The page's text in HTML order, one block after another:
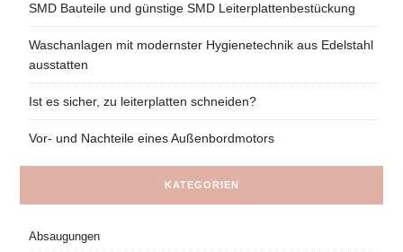
SMD Bauteile und günstige SMD Leiterplattenbestückung
Waschanlagen mit modernster Hygienetechnik aus Edelstahl
ausstatten
Ist es sicher, zu leiterplatten schneiden?
Vor- und Nachteile eines Außenbordmotors
KATEGORIEN
Absaugungen